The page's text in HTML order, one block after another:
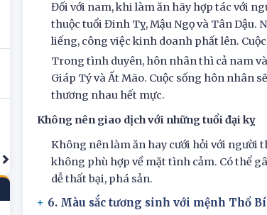
Đối với nam, khi làm ăn hãy hợp tác với
thuộc tuổi Đinh Tỵ, Mậu Ngọ và Tân Dậu.
liếng, công việc kinh doanh phất lên.
Trong tình duyên, hôn nhân thì cả nam
Giáp Tý và Ất Mão. Cuộc sống hôn nhân
thương nhau hết mực.
Không nên giao dịch với những tuổi đại kỵ
Không nên làm ăn hay cưới hỏi với người
không phù hợp về mặt tình cảm. Có thể
dễ thất bại, phá sản.
6. Màu sắc tương sinh với mệnh Thổ